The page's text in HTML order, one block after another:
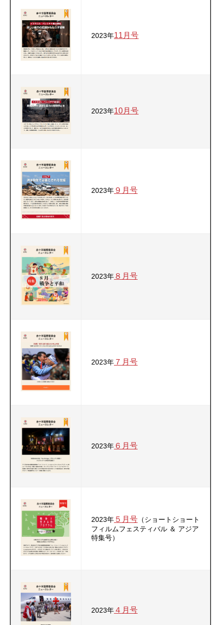
2023年11月号
2023年10月号
2023年 ９月号
2023年８月号
2023年 ７月号
2023年 ６月号
2023年 ５月号 （ショートショート
フィルムフェスティバル ＆ アジア
特集号）
2023年４月号